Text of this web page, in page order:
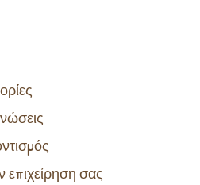
σας